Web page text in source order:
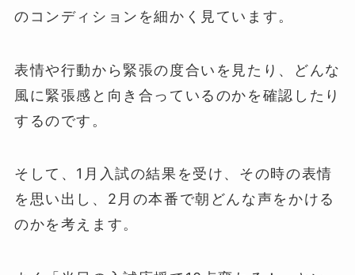
のコンディションを細かく見ています。
表情や行動から緊張の度合いを見たり、どんな
風に緊張感と向き合っているのかを確認したり
するのです。
そして、1月入試の結果を受け、その時の表情
を思い出し、2月の本番で朝どんな声をかける
のかを考えます。